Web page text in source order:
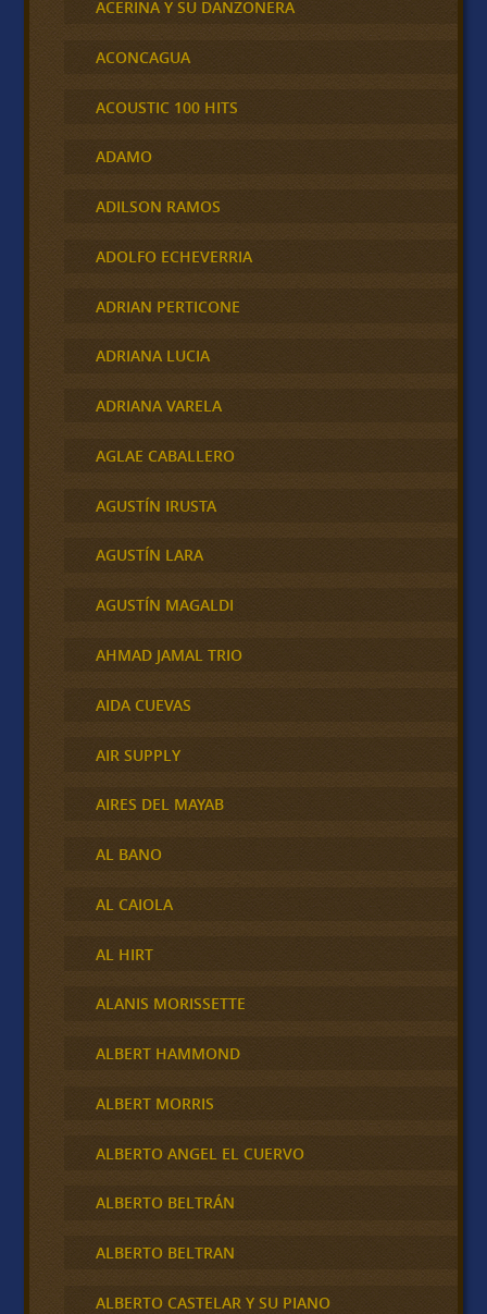
ACERINA Y SU DANZONERA
ACONCAGUA
ACOUSTIC 100 HITS
ADAMO
ADILSON RAMOS
ADOLFO ECHEVERRIA
ADRIAN PERTICONE
ADRIANA LUCIA
ADRIANA VARELA
AGLAE CABALLERO
AGUSTÍN IRUSTA
AGUSTÍN LARA
AGUSTÍN MAGALDI
AHMAD JAMAL TRIO
AIDA CUEVAS
AIR SUPPLY
AIRES DEL MAYAB
AL BANO
AL CAIOLA
AL HIRT
ALANIS MORISSETTE
ALBERT HAMMOND
ALBERT MORRIS
ALBERTO ANGEL EL CUERVO
ALBERTO BELTRÁN
ALBERTO BELTRAN
ALBERTO CASTELAR Y SU PIANO